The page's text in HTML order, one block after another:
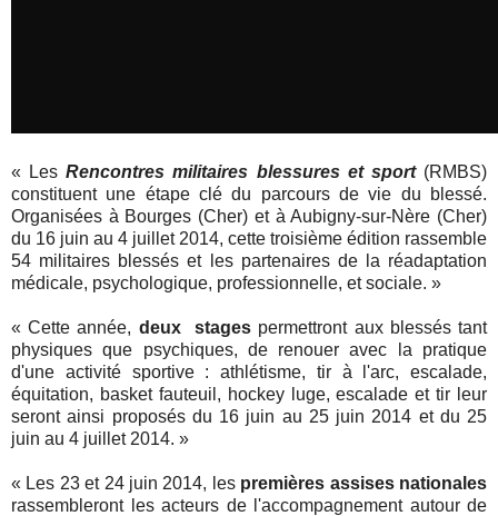
« LesRencontres militaires blessures et sport(RMBS)
constituent une étape clé du parcours de vie du blessé.
Organisées à Bourges (Cher) et à Aubigny-sur-Nère (Cher)
du 16 juin au 4 juillet 2014, cette troisième édition rassemble
54 militaires blessés et les partenaires de la réadaptation
médicale, psychologique, professionnelle, et sociale. »
«Cette année, deux stages permettront aux blessés tant
physiques que psychiques, de renouer avec la pratique
d'une activité sportive : athlétisme, tir à l'arc, escalade,
équitation, basket fauteuil, hockey luge, escalade et tir leur
seront ainsi proposés du 16 juin au 25 juin 2014 et du 25
juin au 4 juillet 2014. »
« Les 23 et 24 juin 2014, les premières assises nationales
rassembleront les acteurs de l'accompagnement autour de